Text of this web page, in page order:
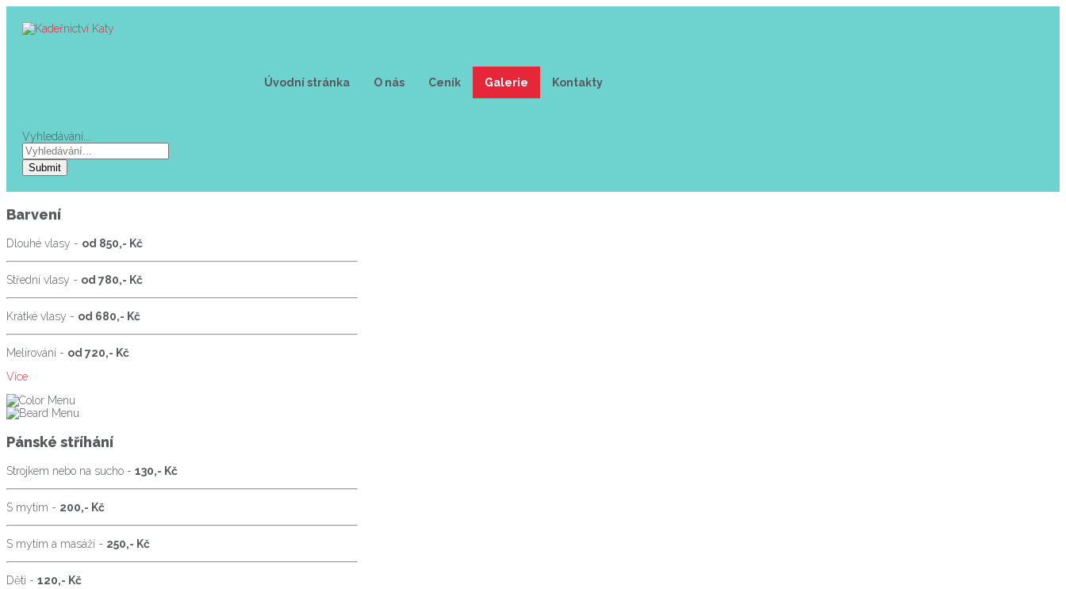
Úvodní stránka O nás Ceník Galerie Kontakty
Vyhledávání...
Submit
Barvení
Dlouhé vlasy - od 850,- Kč
Střední vlasy - od 780,- Kč
Krátké vlasy - od 680,- Kč
Melírování - od 720,- Kč
Více
Pánské stříhání
Strojkem nebo na sucho - 130,- Kč
S mytím - 200,- Kč
S mytím a masáží - 250,- Kč
Děti - 120,- Kč